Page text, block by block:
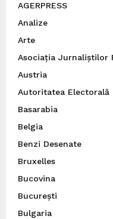
AGERPRESS
Analize
Arte
Asociația Jurnaliștilor
Austria
Autoritatea Electorală
Basarabia
Belgia
Benzi Desenate
Bruxelles
Bucovina
București
Bulgaria